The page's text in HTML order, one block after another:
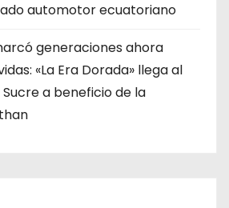
automotor ecuatoriano
generaciones ahora
«La Era Dorada» llega al
a beneficio de la